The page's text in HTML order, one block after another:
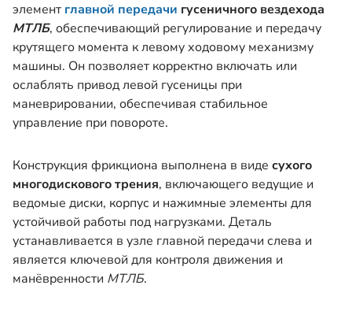
элемент главной передачи гусеничного вездехода
МТЛБ, обеспечивающий регулирование и передачу
крутящего момента к левому ходовому механизму
машины. Он позволяет корректно включать или
ослаблять привод левой гусеницы при
маневрировании, обеспечивая стабильное
управление при повороте.
Конструкция фрикциона выполнена в виде сухого
многодискового трения, включающего ведущие и
ведомые диски, корпус и нажимные элементы для
устойчивой работы под нагрузками. Деталь
устанавливается в узле главной передачи слева и
является ключевой для контроля движения и
манёвренности МТЛБ.